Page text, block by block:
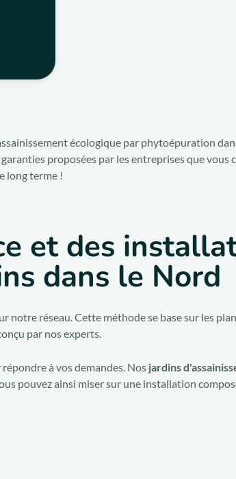
écologique par phytoépuration
proposées par les entreprises que
long terme !
et des
dans le Nord
réseau. Cette méthode se base sur les
par nos experts.
à vos demandes. Nos jardins
pouvez ainsi miser sur une installation